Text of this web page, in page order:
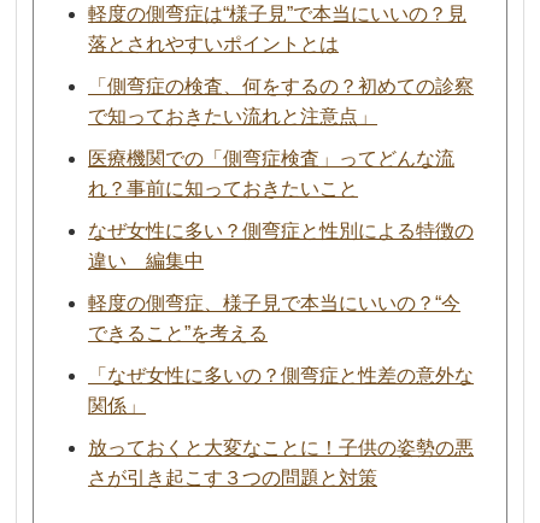
軽度の側弯症は“様子見”で本当にいいの？見
落とされやすいポイントとは
「側弯症の検査、何をするの？初めての診察
で知っておきたい流れと注意点」
医療機関での「側弯症検査」ってどんな流
れ？事前に知っておきたいこと
なぜ女性に多い？側弯症と性別による特徴の
違い 編集中
軽度の側弯症、様子見で本当にいいの？“今
できること”を考える
「なぜ女性に多いの？側弯症と性差の意外な
関係」
放っておくと大変なことに！子供の姿勢の悪
さが引き起こす３つの問題と対策